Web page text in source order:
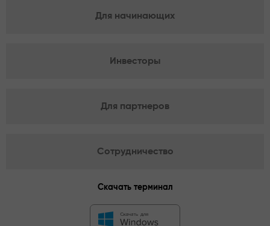
Для начинающих
Инвесторы
Для партнеров
Сотрудничество
Скачать терминал